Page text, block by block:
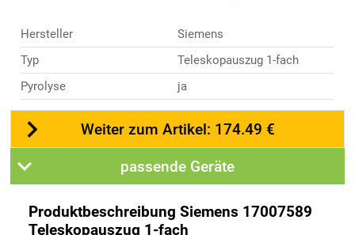
Hersteller
Siemens
Typ
Teleskopauszug 1-fach
Pyrolyse
ja
Weiter zum Artikel: 174.49 €
passende Geräte
Produktbeschreibung Siemens 17007589
Teleskopauszug 1-fach